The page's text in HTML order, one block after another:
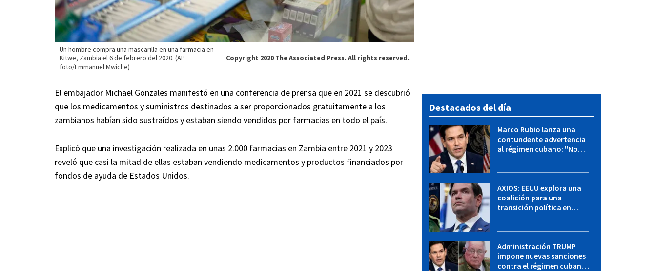
Un hombre compra una mascarilla en una farmacia en
Kitwe, Zambia el 6 de febrero del 2020. (AP
foto/Emmanuel Mwiche)
Copyright 2020 The Associated Press. All rights reserved.
El embajador Michael Gonzales manifestó en una conferencia de prensa que en 2021 se descubrió
que los medicamentos y suministros destinados a ser proporcionados gratuitamente a los
zambianos habían sido sustraídos y estaban siendo vendidos por farmacias en todo el país.
Explicó que una investigación realizada en unas 2.000 farmacias en Zambia entre 2021 y 2023
reveló que casi la mitad de ellas estaban vendiendo medicamentos y productos financiados por
fondos de ayuda de Estados Unidos.
Destacados del día
Marco Rubio lanza una
contundente advertencia
al régimen cubano: "No
AXIOS: EEUU explora una
coalición para una
transición política en
Administración TRUMP
impone nuevas sanciones
contra el régimen cubano: